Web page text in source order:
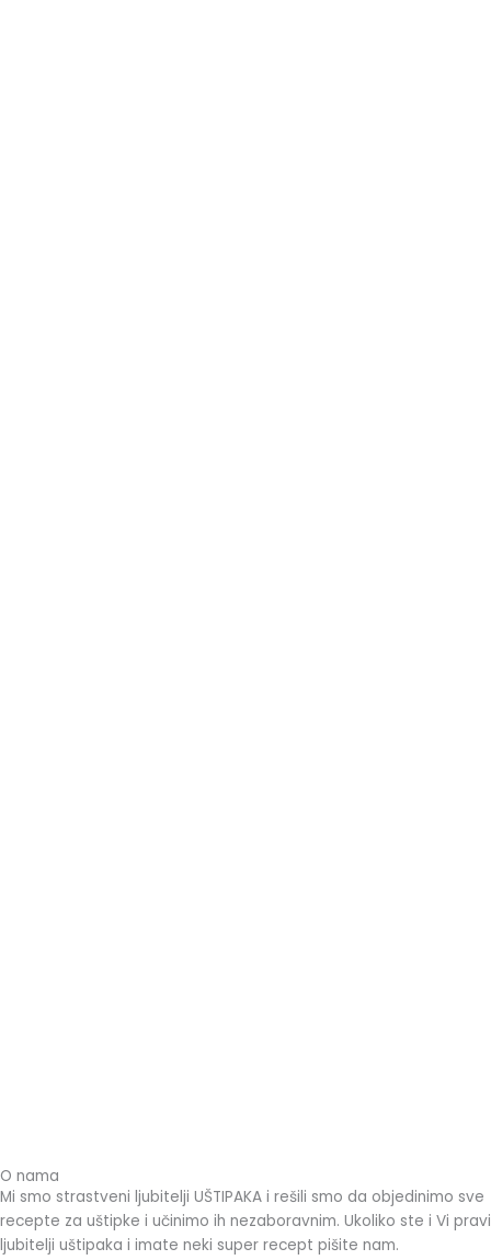
O nama
Mi smo strastveni ljubitelji UŠTIPAKA i rešili smo da objedinimo sve
recepte za uštipke i učinimo ih nezaboravnim. Ukoliko ste i Vi pravi
ljubitelji uštipaka i imate neki super recept pišite nam.